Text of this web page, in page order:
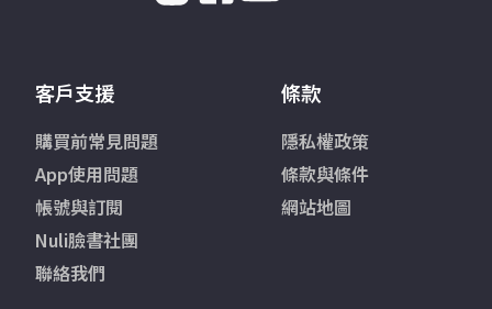
客戶支援
購買前常見問題
App使用問題
帳號與訂閱
Nuli臉書社團
聯絡我們
條款
隱私權政策
條款與條件
網站地圖